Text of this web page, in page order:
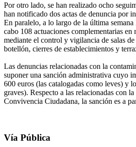
Por otro lado, se han realizado ocho
han notificado dos actas de denuncia por
En paralelo, a lo largo de la última semana
cabo 108 actuaciones complementarias en
mediante el control y vigilancia de salas de
botellón, cierres de establecimientos y
Las denuncias relacionadas con la
suponer una sanción administrativa cuyo
600 euros (las catalogadas como leves) y
graves). Respecto a las relacionadas con
Convivencia Ciudadana, la sanción es a
Vía Pública